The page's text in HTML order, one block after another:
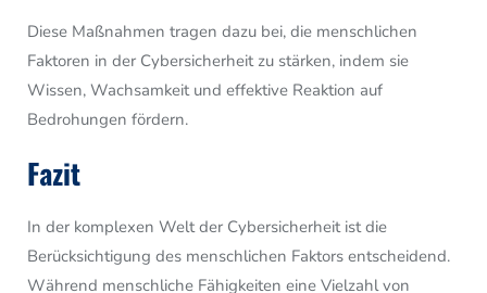
Diese Maßnahmen tragen dazu bei, die menschlichen
Faktoren in der Cybersicherheit zu stärken, indem sie
Wissen, Wachsamkeit und effektive Reaktion auf
Bedrohungen fördern.
Fazit
In der komplexen Welt der Cybersicherheit ist die
Berücksichtigung des menschlichen Faktors entscheidend.
Während menschliche Fähigkeiten eine Vielzahl von